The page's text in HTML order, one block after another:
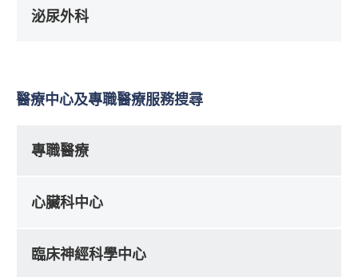
泌尿外科
醫療中心及專職醫療服務搜尋
專職醫療
心臟科中心
臨床神經科學中心